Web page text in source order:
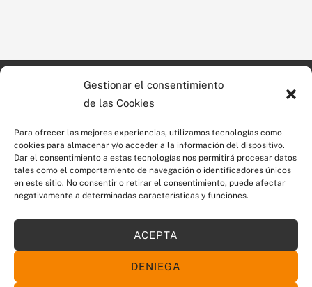
Gestionar el consentimiento
de las Cookies
Para ofrecer las mejores experiencias, utilizamos tecnologías como
cookies para almacenar y/o acceder a la información del dispositivo.
Dar el consentimiento a estas tecnologías nos permitirá procesar datos
tales como el comportamiento de navegación o identificadores únicos
en este sitio. No consentir o retirar el consentimiento, puede afectar
negativamente a determinadas características y funciones.
ACEPTA
DENIEGA
alimentarios
c. Tavertet, 10
08570 Torelló (Barcelona)
Apartado de Correos 61
Tel. 93 859 55 90
proal@proaladditius.com
Suscríbete a nuestro boletín de
Aviso legal
Política de Cookies